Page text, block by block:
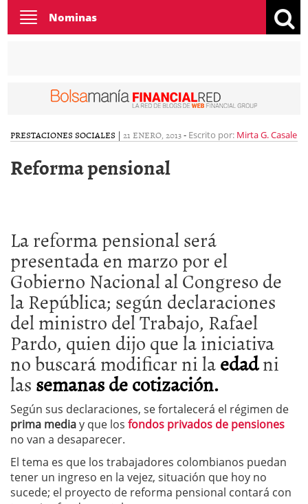
Toggle
navigation
Nominas
PRESTACIONES SOCIALES | 21 ENERO, 2013- Escrito por: Mirta G. Casale
Reforma pensional
La reforma pensional será
presentada en marzo por el
Gobierno Nacional al Congreso de
la República; según declaraciones
del ministro del Trabajo, Rafael
Pardo, quien dijo que la iniciativa
no buscará modificar ni laedadni
lassemanas de cotización.
Según sus declaraciones, se fortalecerá el régimen de
prima mediay que los fondos privados de pensiones
no van a desaparecer.
El tema es que los trabajadores colombianos puedan
tener un ingreso en la vejez, situación que hoy no
sucede; el proyecto de reforma pensional contará con